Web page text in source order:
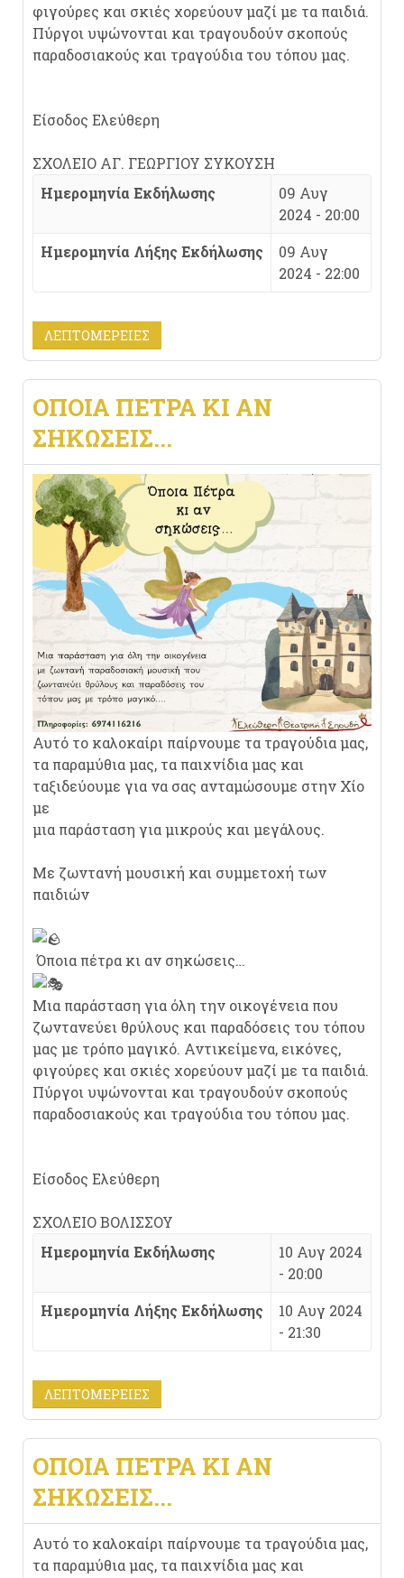
φιγούρες και σκιές χορεύουν μαζί με τα παιδιά.
Πύργοι υψώνονται και τραγουδούν σκοπούς
παραδοσιακούς και τραγούδια του τόπου μας.
Είσοδος Ελεύθερη
ΣΧΟΛΕΙΟ ΑΓ. ΓΕΩΡΓΙΟΥ ΣΥΚΟΥΣΗ
Ημερομηνία Εκδήλωσης
09 Αυγ
2024 - 20:00
Ημερομηνία Λήξης Εκδήλωσης
09 Αυγ
2024 - 22:00
ΛΕΠΤΟΜΈΡΕΙΕΣ
ΟΠΟΙΑ ΠΕΤΡΑ ΚΙ ΑΝ
ΣΗΚΩΣΕΙΣ...
Αυτό το καλοκαίρι παίρνουμε τα τραγούδια μας,
τα παραμύθια μας, τα παιχνίδια μας και
ταξιδεύουμε για να σας ανταμώσουμε στην Χίο
με
μια παράσταση για μικρούς και μεγάλους.
Με ζωντανή μουσική και συμμετοχή των
παιδιών
Όποια πέτρα κι αν σηκώσεις…
Μια παράσταση για όλη την οικογένεια που
ζωντανεύει θρύλους και παραδόσεις του τόπου
μας με τρόπο μαγικό. Αντικείμενα, εικόνες,
φιγούρες και σκιές χορεύουν μαζί με τα παιδιά.
Πύργοι υψώνονται και τραγουδούν σκοπούς
παραδοσιακούς και τραγούδια του τόπου μας.
Είσοδος Ελεύθερη
ΣΧΟΛΕΙΟ ΒΟΛΙΣΣΟΥ
Ημερομηνία Εκδήλωσης
10 Αυγ 2024
- 20:00
Ημερομηνία Λήξης Εκδήλωσης
10 Αυγ 2024
- 21:30
ΛΕΠΤΟΜΈΡΕΙΕΣ
ΟΠΟΙΑ ΠΕΤΡΑ ΚΙ ΑΝ
ΣΗΚΩΣΕΙΣ...
Αυτό το καλοκαίρι παίρνουμε τα τραγούδια μας,
τα παραμύθια μας, τα παιχνίδια μας και